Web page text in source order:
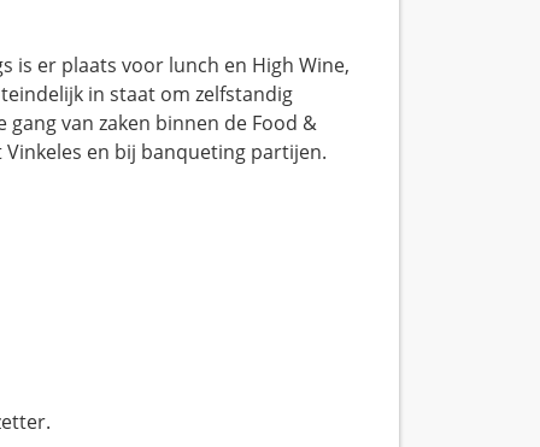
is er plaats voor lunch en High Wine,
in staat om zelfstandig
van zaken binnen de Food &
en bij banqueting partijen.